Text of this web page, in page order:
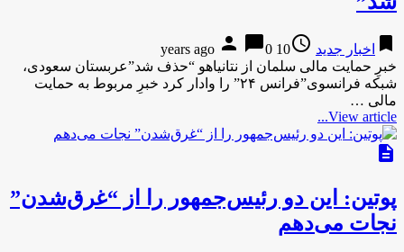
bookmark اخبار جدید access_time
10 years ago
person chat_bubble0
خبرِ حمایت مالی سلمان از نتانیاهو “حذف شد”عربستان سعودی،
شبکه فرانسوی”فرانس ۲۴” را وادار کرد خبرِ مربوط به حمایت
مالی …
View article...
description
پوتین: این‌ دو رئیس‌جمهور را از “غرق‌شدن”
نجات می‌دهم